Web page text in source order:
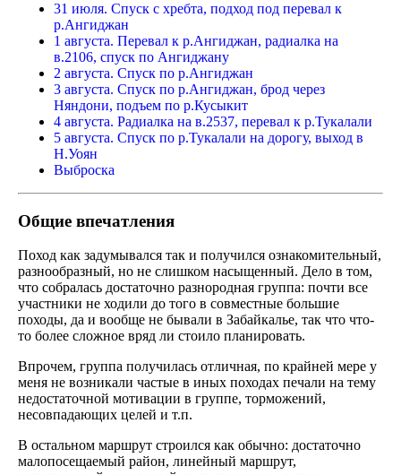
31 июля. Спуск с хребта, подход под перевал к
р.Ангиджан
1 августа. Перевал к р.Ангиджан, радиалка на
в.2106, спуск по Ангиджану
2 августа. Спуск по р.Ангиджан
3 августа. Спуск по р.Ангиджан, брод через
Няндони, подъем по р.Кусыкит
4 августа. Радиалка на в.2537, перевал к р.Тукалали
5 августа. Спуск по р.Тукалали на дорогу, выход в
Н.Уоян
Выброска
Общие впечатления
Поход как задумывался так и получился ознакомительный,
разнообразный, но не слишком насыщенный. Дело в том,
что собралась достаточно разнородная группа: почти все
участники не ходили до того в совместные большие
походы, да и вообще не бывали в Забайкалье, так что что-
то более сложное вряд ли стоило планировать.
Впрочем, группа получилась отличная, по крайней мере у
меня не возникали частые в иных походах печали на тему
недостаточной мотивации в группе, торможений,
несовпадающих целей и т.п.
В остальном маршрут строился как обычно: достаточно
малопосещаемый район, линейный маршрут,